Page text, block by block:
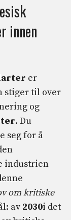
innen
er
stiger til over
og
. Du
seg for å
industrien
om kritiske
av 2030i det